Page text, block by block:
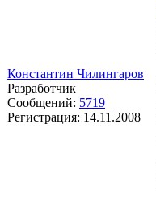
Константин Чилингаров
Разработчик
Сообщений: 5719
Регистрация: 14.11.2008